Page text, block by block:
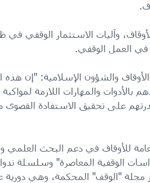
وآليات الاستثمار الوقفي في
في العمل الوقفي.
الأوقاف والشؤون الإسلامية: "إن هذه
والمهارات اللازمة لمواكبة
على تحقيق الاستفادة القصوى
للأوقاف في دعم البحث العلمي
الوقفية المعاصرة" وسلسلة
مجلة "الوقف" المحكمة، وهي دورية